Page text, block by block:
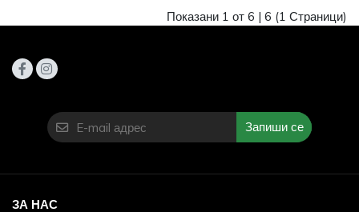
Показани 1 от 6 | 6 (1 Страници)
Запиши се
ЗА НАС